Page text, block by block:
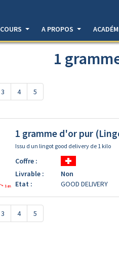
COURS A PROPOS
1
3 4 5
1 gramme d'or pur
Issu d un lingot good delivery de 1 kilo
Coffre :
Livrable :
Non
Etat :
GOOD DELIVERY
3 4 5